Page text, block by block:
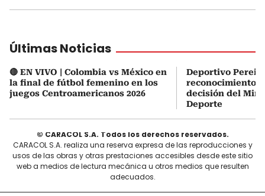
Últimas Noticias
🔴 EN VIVO | Colombia vs México en
la final de fútbol femenino en los
juegos Centroamericanos 2026
Deportivo
reconocimiento
decisión del
Deporte
© CARACOL S.A. Todos los derechos reservados.
CARACOL S.A. realiza una reserva expresa de las reproducciones y
usos de las obras y otras prestaciones accesibles desde este sitio
web a medios de lectura mecánica u otros medios que resulten
adecuados.